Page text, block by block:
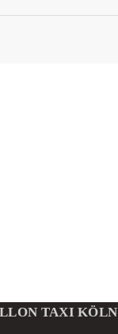
TAXI KÖLN